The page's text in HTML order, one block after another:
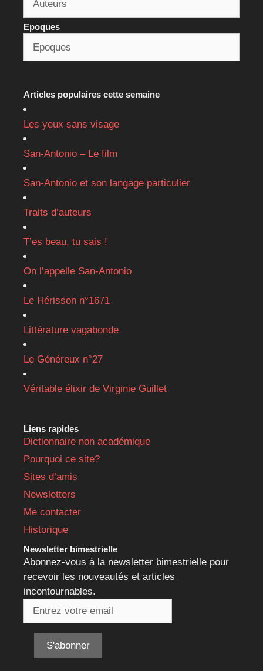
Epoques
Articles populaires cette semaine
Les yeux sans visage
San-Antonio – Le film
San-Antonio et son langage particulier
Traits d’auteurs
T’es beau, tu sais !
On l’appelle San-Antonio
Le Hérisson n°1671
Littérature vagabonde
Le Généreux n°27
Véritable élixir de Virginie Guillet
Liens rapides
Dictionnaire non académique
Pourquoi ce site?
Sites d’amis
Newsletters
Me contacter
Historique
Newsletter bimestrielle
Abonnez-vous à la newsletter bimestrielle pour
recevoir les nouveautés et articles
incontournables.